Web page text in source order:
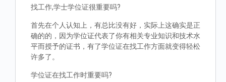
找工作,学士学位证很重要吗?
首先在个人认知上，有总比没有好，实际上这确实是正
确的的，因为学位证代表了你有相关专业知识和技术水
平而授予的证书，有了学位证在找工作方面就变得轻松
许多了。
学位证在找工作时重要吗?